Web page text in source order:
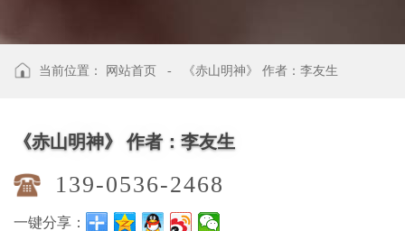
当前位置： 网站首页 - 《赤山明神》 作者：李友生
《赤山明神》 作者：李友生
139-0536-2468
一键分享：